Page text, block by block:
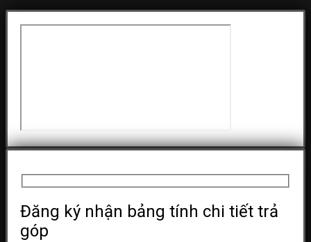
Đăng ký nhận bảng tính chi tiết trả
góp